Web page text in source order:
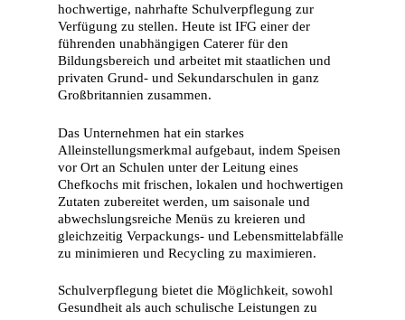
hochwertige, nahrhafte Schulverpflegung zur
Verfügung zu stellen. Heute ist IFG einer der
führenden unabhängigen Caterer für den
Bildungsbereich und arbeitet mit staatlichen und
privaten Grund- und Sekundarschulen in ganz
Großbritannien zusammen.
Das Unternehmen hat ein starkes
Alleinstellungsmerkmal aufgebaut, indem Speisen
vor Ort an Schulen unter der Leitung eines
Chefkochs mit frischen, lokalen und hochwertigen
Zutaten zubereitet werden, um saisonale und
abwechslungsreiche Menüs zu kreieren und
gleichzeitig Verpackungs- und Lebensmittelabfälle
zu minimieren und Recycling zu maximieren.
Schulverpflegung bietet die Möglichkeit, sowohl
Gesundheit als auch schulische Leistungen zu